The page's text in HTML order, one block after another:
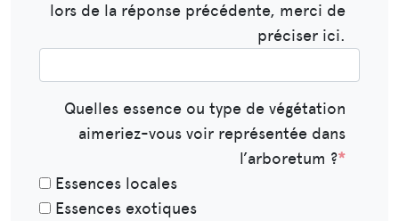
lors de la réponse précédente, merci de
préciser ici.​​
Quelles essence ou type de végétation
aimeriez-vous voir représentée dans
l’arboretum ?*
Essences locales
Essences exotiques